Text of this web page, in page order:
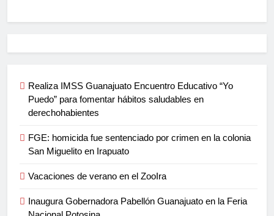
Realiza IMSS Guanajuato Encuentro Educativo “Yo
Puedo” para fomentar hábitos saludables en
derechohabientes
FGE: homicida fue sentenciado por crimen en la colonia
San Miguelito en Irapuato
Vacaciones de verano en el ZooIra
Inaugura Gobernadora Pabellón Guanajuato en la Feria